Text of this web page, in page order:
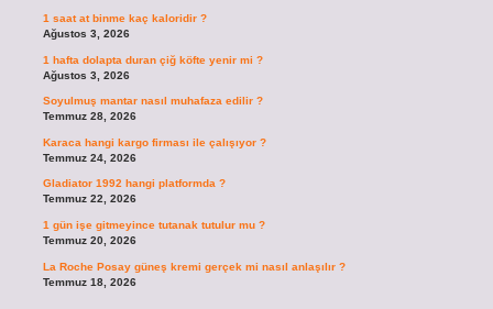
1 saat at binme kaç kaloridir ?
Ağustos 3, 2026
1 hafta dolapta duran çiğ köfte yenir mi ?
Ağustos 3, 2026
Soyulmuş mantar nasıl muhafaza edilir ?
Temmuz 28, 2026
Karaca hangi kargo firması ile çalışıyor ?
Temmuz 24, 2026
Gladiator 1992 hangi platformda ?
Temmuz 22, 2026
1 gün işe gitmeyince tutanak tutulur mu ?
Temmuz 20, 2026
La Roche Posay güneş kremi gerçek mi nasıl anlaşılır ?
Temmuz 18, 2026